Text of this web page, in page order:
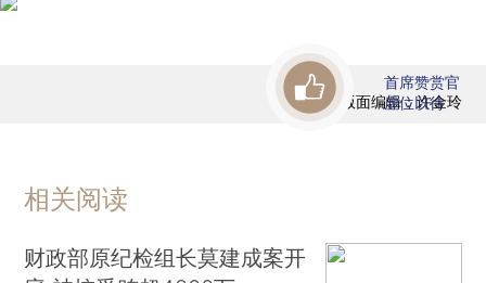
版面编辑：许金玲
首席赞赏官
虚位以待
相关阅读
财政部原纪检组长莫建成案开